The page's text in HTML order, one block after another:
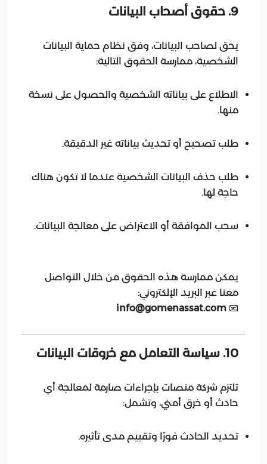
9. حقوق أصحاب البيانات
يحق لصاحب البيانات، وفق نظام حماية البيانات
الشخصية، ممارسة الحقوق التالية:
الاطلاع على بياناته الشخصية والحصول على نسخة
منها.
طلب تصحيح أو تحديث بياناته غير الدقيقة.
طلب حذف البيانات الشخصية عندما لا تكون هناك
حاجة لها.
سحب الموافقة أو الاعتراض على معالجة البيانات.
يمكن ممارسة هذه الحقوق من خلال التواصل
معنا عبر البريد الإلكتروني:
📧
info@gomenassat.com
10. سياسة التعامل مع خروقات البيانات
تلتزم شركة منصات بإجراءات صارمة لمعالجة أي
حادث أو خرق أمني، وتشمل:
تحديد الحادث فورًا وتقييم مدى تأثيره.